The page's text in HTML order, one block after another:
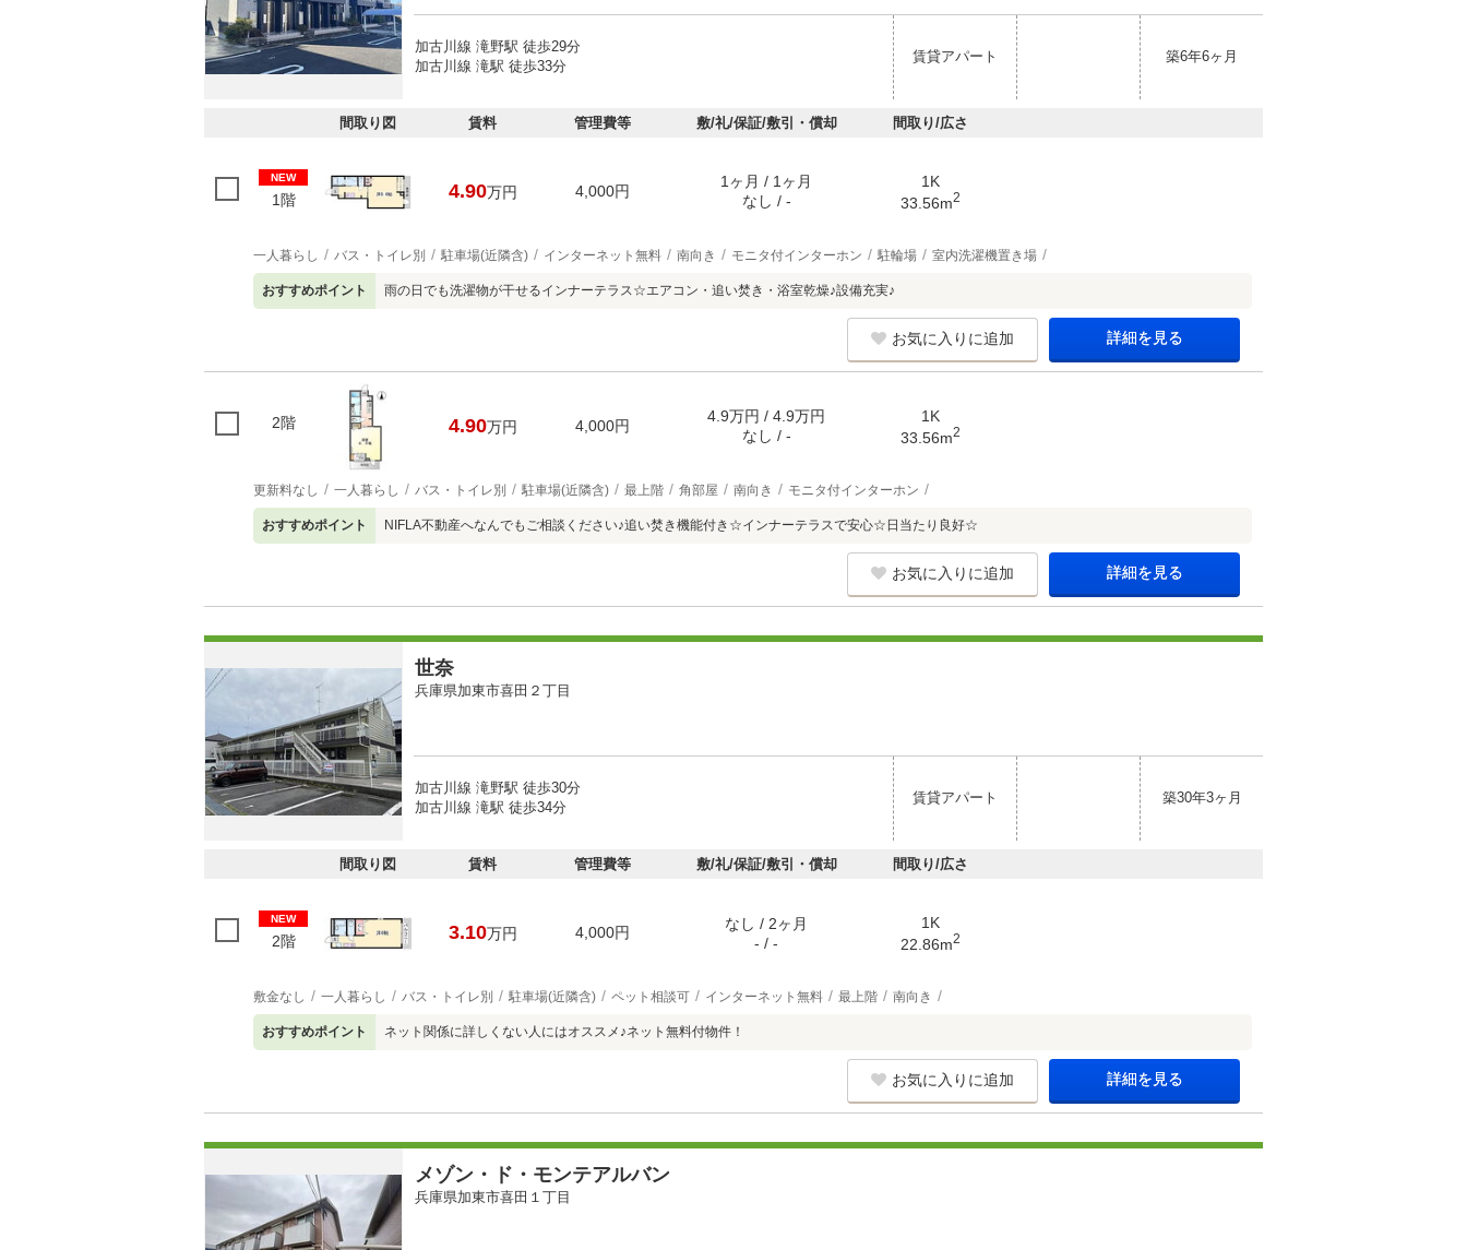
加古川線 滝野駅 徒歩29分
加古川線 滝駅 徒歩33分
賃貸アパート 築6年6ヶ月
間取り図 賃料 管理費等 敷/礼/保証/敷引・償却 間取り/広さ
NEW
1階 4.90万円 4,000円
1ヶ月 / 1ヶ月
なし / -
1K
33.56m2
一人暮らし バス・トイレ別 駐車場(近隣含) インターネット無料 南向き モニタ付インターホン 駐輪場 室内洗濯機置き場
おすすめポイント 雨の日でも洗濯物が干せるインナーテラス☆エアコン・追い焚き・浴室乾燥♪設備充実♪
お気に入りに追加 詳細を見る
2階 4.90万円 4,000円
4.9万円 / 4.9万円
なし / -
1K
33.56m2
更新料なし 一人暮らし バス・トイレ別 駐車場(近隣含) 最上階 角部屋 南向き モニタ付インターホン
おすすめポイント NIFLA不動産へなんでもご相談ください♪追い焚き機能付き☆インナーテラスで安心☆日当たり良好☆
お気に入りに追加 詳細を見る
世奈
兵庫県加東市喜田２丁目
加古川線 滝野駅 徒歩30分
加古川線 滝駅 徒歩34分
賃貸アパート 築30年3ヶ月
間取り図 賃料 管理費等 敷/礼/保証/敷引・償却 間取り/広さ
NEW
2階 3.10万円 4,000円
なし / 2ヶ月
- / -
1K
22.86m2
敷金なし 一人暮らし バス・トイレ別 駐車場(近隣含) ペット相談可 インターネット無料 最上階 南向き
おすすめポイント ネット関係に詳しくない人にはオススメ♪ネット無料付物件！
お気に入りに追加 詳細を見る
メゾン・ド・モンテアルバン
兵庫県加東市喜田１丁目